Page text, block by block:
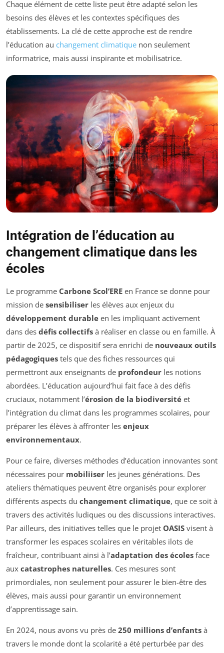
Chaque élément de cette liste peut être adapté selon les
besoins des élèves et les contextes spécifiques des
établissements. La clé de cette approche est de rendre
l’éducation au changement climatique non seulement
informatrice, mais aussi inspirante et mobilisatrice.
Intégration de l’éducation au
changement climatique dans les
écoles
Le programme Carbone Scol’ERE en France se donne pour
mission de sensibiliser les élèves aux enjeux du
développement durable en les impliquant activement
dans des défis collectifs à réaliser en classe ou en famille. À
partir de 2025, ce dispositif sera enrichi de nouveaux outils
pédagogiques tels que des fiches ressources qui
permettront aux enseignants de profondeur les notions
abordées. L’éducation aujourd’hui fait face à des défis
cruciaux, notamment l’érosion de la biodiversité et
l’intégration du climat dans les programmes scolaires, pour
préparer les élèves à affronter les enjeux
environnementaux.
Pour ce faire, diverses méthodes d’éducation innovantes sont
nécessaires pour mobiliiser les jeunes générations. Des
ateliers thématiques peuvent être organisés pour explorer
différents aspects du changement climatique, que ce soit à
travers des activités ludiques ou des discussions interactives.
Par ailleurs, des initiatives telles que le projet OASIS visent à
transformer les espaces scolaires en véritables ilots de
fraîcheur, contribuant ainsi à l’adaptation des écoles face
aux catastrophes naturelles. Ces mesures sont
primordiales, non seulement pour assurer le bien-être des
élèves, mais aussi pour garantir un environnement
d’apprentissage sain.
En 2024, nous avons vu près de 250 millions d’enfants à
travers le monde dont la scolarité a été perturbée par des